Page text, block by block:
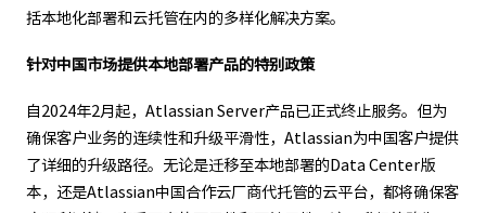
括本地化部署和云托管在内的多样化解决方案。
针对中国市场提供本地部署产品的特别政策
自2024年2月起，Atlassian Server产品已正式终止服务。但为
确保客户业务的连续性和升级平滑性，Atlassian为中国客户提供
了详细的升级路径。无论是迁移至本地部署的Data Center版
本，还是Atlassian中国合作云厂商代托管的云平台，都将确保客